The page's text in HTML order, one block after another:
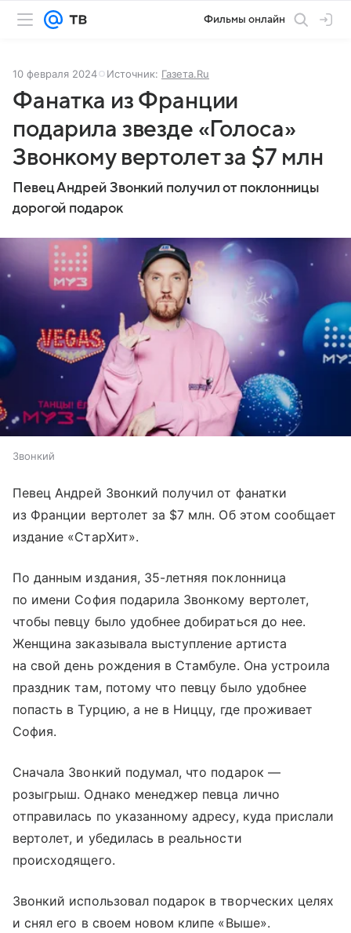
Фильмы онлайн
10 февраля 2024 Источник: Газета.Ru
Фанатка из Франции
подарила звезде «Голоса»
Звонкому вертолет за $7 млн
Певец Андрей Звонкий получил от поклонницы
дорогой подарок
Звонкий
Певец Андрей Звонкий получил от фанатки
из Франции вертолет за $7 млн. Об этом сообщает
издание «СтарХит».
По данным издания, 35-летняя поклонница
по имени София подарила Звонкому вертолет,
чтобы певцу было удобнее добираться до нее.
Женщина заказывала выступление артиста
на свой день рождения в Стамбуле. Она устроила
праздник там, потому что певцу было удобнее
попасть в Турцию, а не в Ниццу, где проживает
София.
Сначала Звонкий подумал, что подарок —
розыгрыш. Однако менеджер певца лично
отправилась по указанному адресу, куда прислали
вертолет, и убедилась в реальности
происходящего.
Звонкий использовал подарок в творческих целях
и снял его в своем новом клипе «Выше».